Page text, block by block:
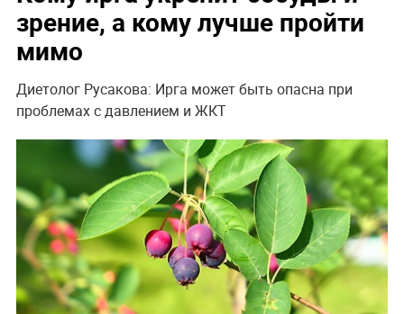
зрение, а кому лучше пройти
мимо
Диетолог Русакова: Ирга может быть опасна при
проблемах с давлением и ЖКТ